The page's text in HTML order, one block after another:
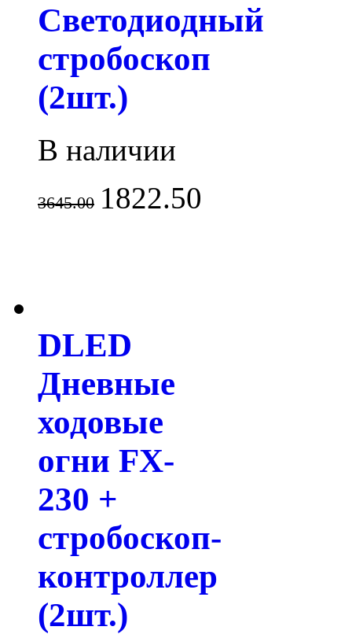
Светодиодный
стробоскоп
(2шт.)
В наличии
3645.00 1822.50
DLED
Дневные
ходовые
огни FX-
230 +
стробоскоп-
контроллер
(2шт.)